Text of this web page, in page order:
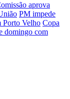
aprova
PM impede
Porto Velho Copa
domingo com